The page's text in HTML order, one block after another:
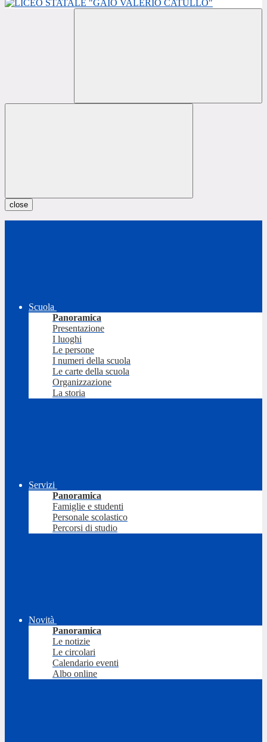
close
Scuola
Panoramica
Presentazione
I luoghi
Le persone
I numeri della scuola
Le carte della scuola
Organizzazione
La storia
Servizi
Panoramica
Famiglie e studenti
Personale scolastico
Percorsi di studio
Novità
Panoramica
Le notizie
Le circolari
Calendario eventi
Albo online